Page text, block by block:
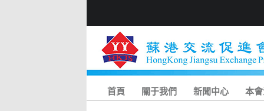
首頁 關于我們 新聞中心 本